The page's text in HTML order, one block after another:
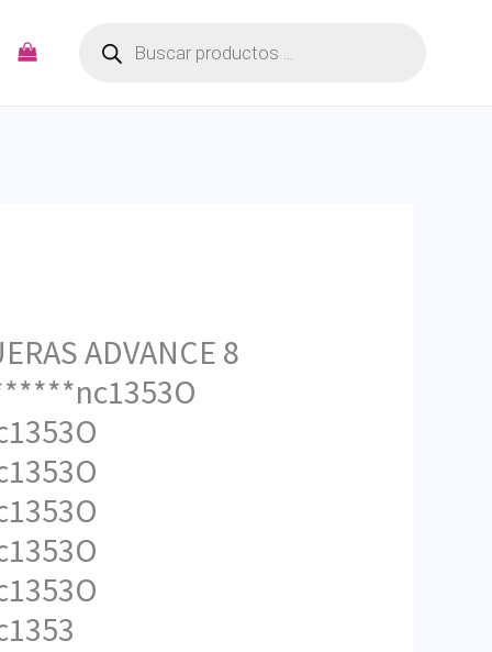
productos
ADVANCE 8